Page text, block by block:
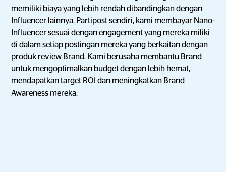
memiliki biaya yang lebih rendah dibandingkan dengan
Influencer lainnya. Partipostsendiri, kami membayar Nano-
Influencer sesuai dengan engagement yang mereka miliki
di dalam setiap postingan mereka yang berkaitan dengan
produk review Brand. Kami berusaha membantu Brand
untuk mengoptimalkan budget dengan lebih hemat,
mendapatkan target ROI dan meningkatkan Brand
Awareness mereka.